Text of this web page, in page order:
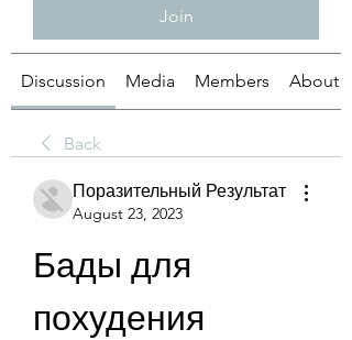
Join
Discussion Media Members About
Back
Поразительный Результат
August 23, 2023
Бады для
похудения